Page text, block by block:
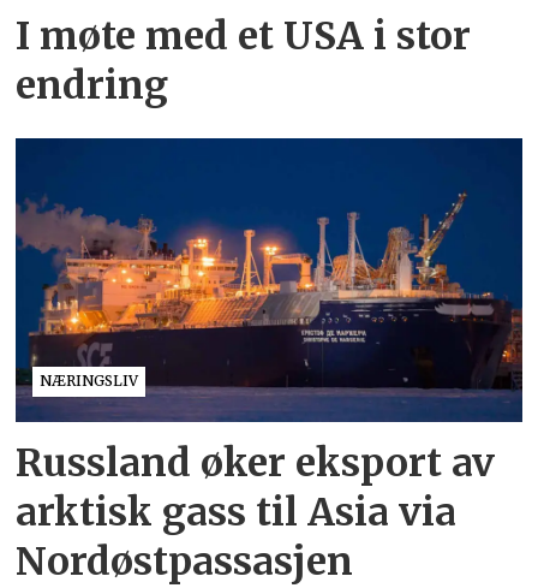
I møte med et USA i stor
endring
NÆRINGSLIV
Russland øker eksport av
arktisk gass til Asia via
Nordøstpassasjen